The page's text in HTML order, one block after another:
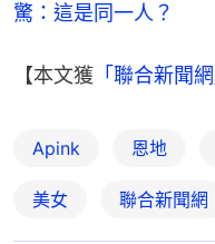
驚：這是同一人？
【本文獲 「聯合新聞網
Apink 恩地
美女 聯合新聞網